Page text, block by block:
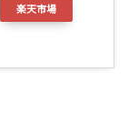
楽天市場